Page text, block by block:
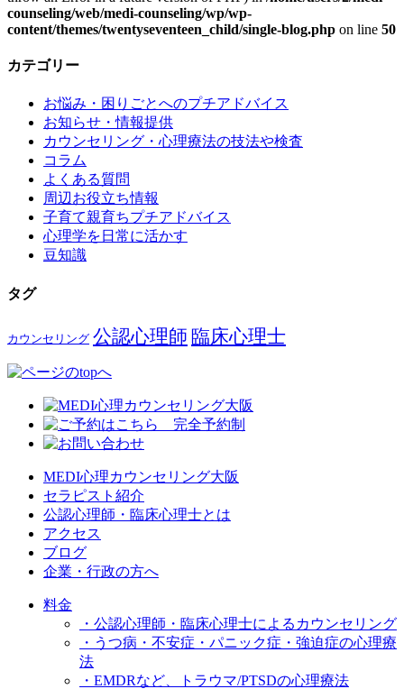
counseling/web/medi-counseling/wp/wp-
content/themes/twentyseventeen_child/single-blog.php on line 50
カテゴリー
お悩み・困りごとへのプチアドバイス
お知らせ・情報提供
カウンセリング・心理療法の技法や検査
コラム
よくある質問
周辺お役立ち情報
子育て親育ちプチアドバイス
心理学を日常に活かす
豆知識
タグ
カウンセリング 公認心理師 臨床心理士
MEDI心理カウンセリング大阪
セラピスト紹介
公認心理師・臨床心理士とは
アクセス
ブログ
企業・行政の方へ
料金
・公認心理師・臨床心理士によるカウンセリング
・うつ病・不安症・パニック症・強迫症の心理療
法
・EMDRなど、トラウマ/PTSDの心理療法